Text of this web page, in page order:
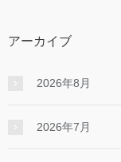
アーカイブ
2026年8月
2026年7月